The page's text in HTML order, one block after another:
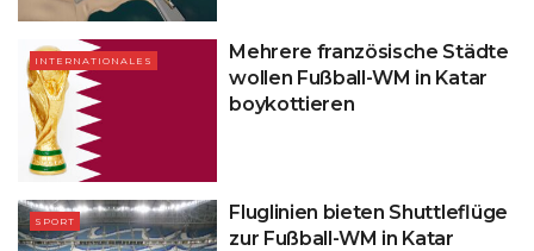
INTERNATIONALES
Mehrere französische Städte
wollen Fußball-WM in Katar
boykottieren
SPORT
Fluglinien bieten Shuttleflüge
zur Fußball-WM in Katar